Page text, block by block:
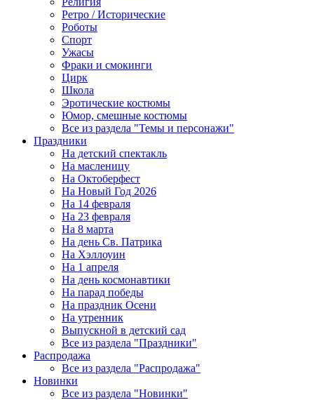
Ретро / Исторические
Роботы
Спорт
Ужасы
Фраки и смокинги
Цирк
Школа
Эротические костюмы
Юмор, смешные костюмы
Все из раздела "Темы и персонажи"
Праздники
На детский спектакль
На масленицу
На Октоберфест
На Новый Год 2026
На 14 февраля
На 23 февраля
На 8 марта
На день Св. Патрика
На Хэллоуин
На 1 апреля
На день космонавтики
На парад победы
На праздник Осени
На утренник
Выпускной в детский сад
Все из раздела "Праздники"
Распродажа
Все из раздела "Распродажа"
Новинки
Все из раздела "Новинки"